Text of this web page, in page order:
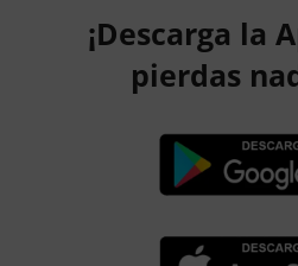
¡Descarga la
pierdas